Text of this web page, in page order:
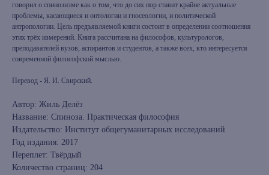
говорил о спинозизме как о том, что до сих пор ставит крайне актуальные
проблемы, касающиеся и онтологии и гносеологии, и политической
антропологии. Цель предъявляемой книги состоит в определении соотношения
этих трёх измерений. Книга рассчитана на философов, культурологов,
преподавателей вузов, аспирантов и студентов, а также всех, кто интересуется
современной философской мыслью.
Перевод - Я. И. Свирский.
Автор: Жиль Делёз
Название: Спиноза. Практическая философия
Издательство: Институт общегуманитарных исследований
Год издания: 2017
Переплет: Твёрдый
Количество страниц: 204